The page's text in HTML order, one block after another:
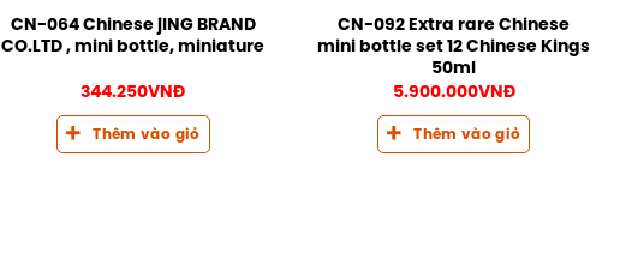
CN-064 Chinese jING BRAND
CO.LTD , mini bottle, miniature
344.250VNĐ
Thêm vào giỏ
CN-092 Extra rare Chinese
mini bottle set 12 Chinese Kings
50ml
5.900.000VNĐ
Thêm vào giỏ